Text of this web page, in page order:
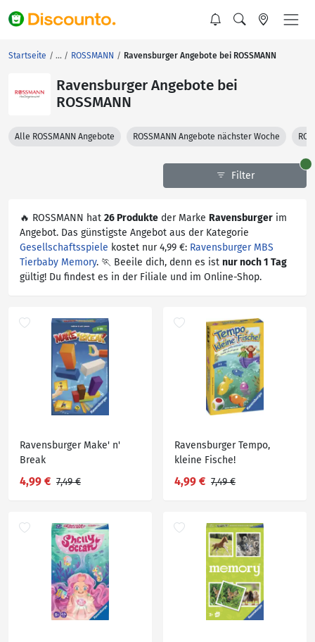
Startseite ROSSMANN Ravensburger Angebote bei ROSSMANN
Ravensburger Angebote bei
ROSSMANN
Alle ROSSMANN Angebote ROSSMANN Angebote nächster Woche
Filter
🔥 ROSSMANN hat 26 Produkte der Marke Ravensburger im
Angebot. Das günstigste Angebot aus der Kategorie
Gesellschaftsspiele kostet nur 4,99 €: Ravensburger MBS
Tierbaby Memory. 🏃 Beeile dich, denn es ist nur noch 1 Tag
gültig! Du findest es in der Filiale und im Online-Shop.
Ravensburger Make' n'
Break
4,99 € 7,49 €
Ravensburger Tempo,
kleine Fische!
4,99 € 7,49 €